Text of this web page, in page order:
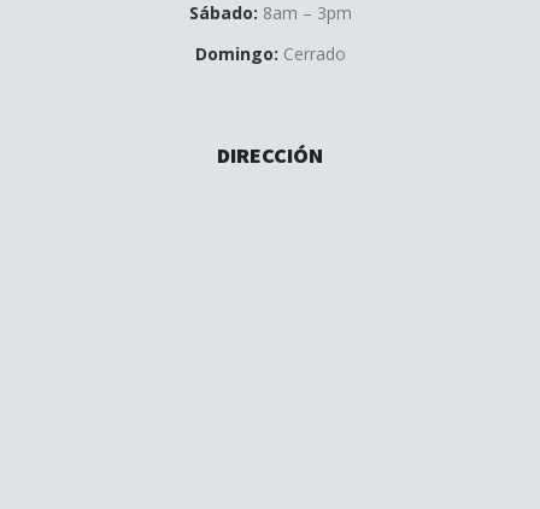
Sábado: 8am – 3pm
Domingo: Cerrado
DIRECCIÓN